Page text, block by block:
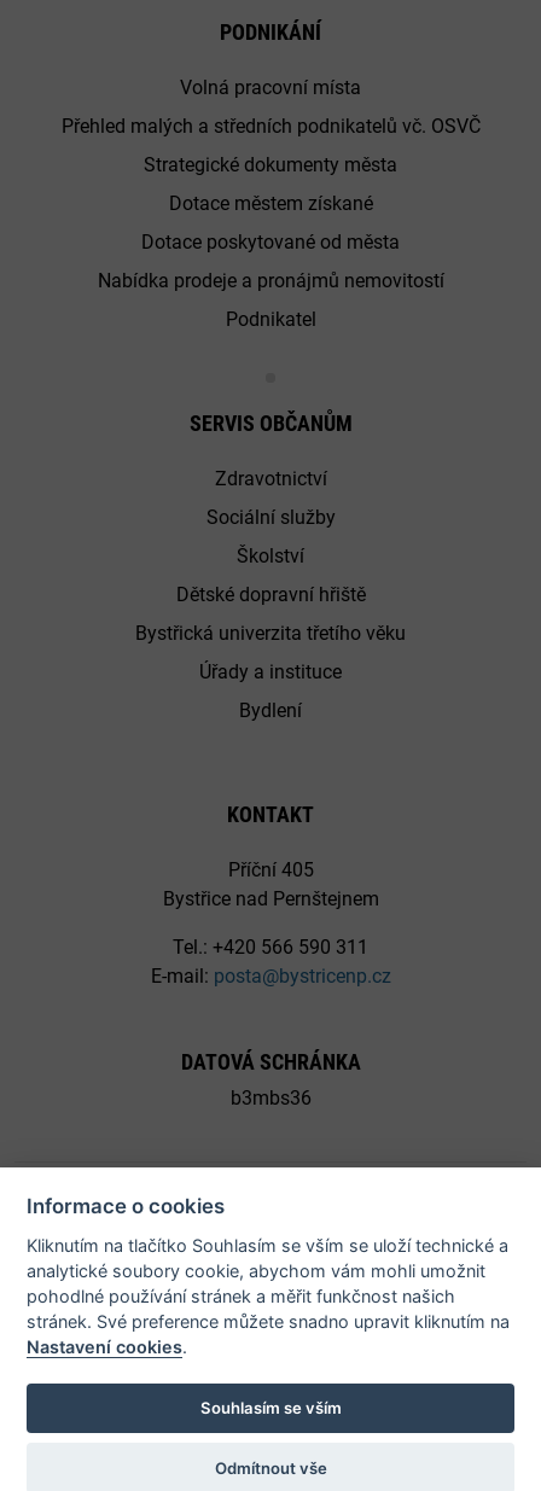
Informace o cookies
Kliknutím na tlačítko Souhlasím se vším se uloží technické a
analytické soubory cookie, abychom vám mohli umožnit
pohodlné používání stránek a měřit funkčnost našich
stránek. Své preference můžete snadno upravit kliknutím na
Nastavení cookies.
Souhlasím se vším
Odmítnout vše
PODNIKÁNÍ
Volná pracovní místa
Přehled malých a středních podnikatelů vč. OSVČ
Strategické dokumenty města
Dotace městem získané
Dotace poskytované od města
Nabídka prodeje a pronájmů nemovitostí
Podnikatel
SERVIS OBČANŮM
Zdravotnictví
Sociální služby
Školství
Dětské dopravní hřiště
Bystřická univerzita třetího věku
Úřady a instituce
Bydlení
KONTAKT
Příční 405
Bystřice nad Pernštejnem
Tel.: +420 566 590 311
E-mail: posta@bystricenp.cz
DATOVÁ SCHRÁNKA
b3mbs36
© 2026 Město Bystřice nad Pernštejnem - všechna práva
vyhrazena |Prohlášení o přístupnosti